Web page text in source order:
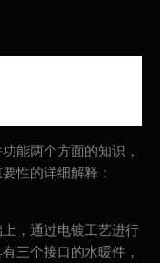
能两个方面的知识，
性的详细解释：
，通过电镀工艺进行
三个接口的水暖件，